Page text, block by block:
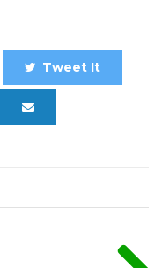
Tweet It